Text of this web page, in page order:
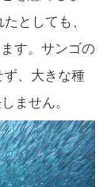
としても、
す。サンゴの
、大きな種
ません。